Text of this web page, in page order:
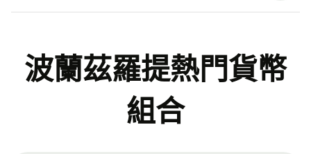
波蘭茲羅提熱門貨幣
組合